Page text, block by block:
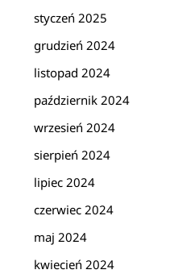
styczeń 2025
grudzień 2024
listopad 2024
październik 2024
wrzesień 2024
sierpień 2024
lipiec 2024
czerwiec 2024
maj 2024
kwiecień 2024